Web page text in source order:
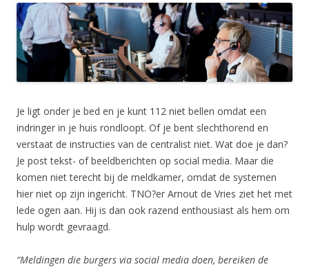
Je ligt onder je bed en je kunt 112 niet bellen omdat een
indringer in je huis rondloopt. Of je bent slechthorend en
verstaat de instructies van de centralist niet. Wat doe je dan?
Je post tekst- of beeldberichten op social media. Maar die
komen niet terecht bij de meldkamer, omdat de systemen
hier niet op zijn ingericht. TNO?er Arnout de Vries ziet het met
lede ogen aan. Hij is dan ook razend enthousiast als hem om
hulp wordt gevraagd.
“Meldingen die burgers via social media doen, bereiken de